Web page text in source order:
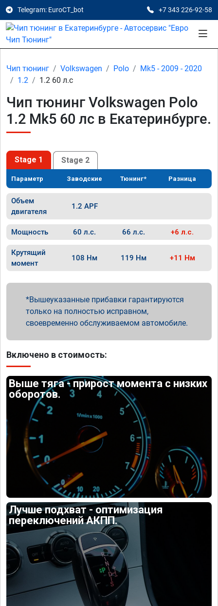
Telegram: EuroCT_bot +7 343 226-92-58
Чип тюнинг Volkswagen Polo
Mk5 - 2009 - 2020
1.2
1.2 60 л.с
Чип тюнинг Volkswagen Polo
1.2 Mk5 60 лс в Екатеринбурге.
Stage 1 Stage 2
Параметр Заводские Тюнинг* Разница
Объем
двигателя
1.2 APF
Мощность 60 л.с. 66 л.с. +6 л.с.
Крутящий
момент
108 Нм 119 Нм +11 Нм
Вышеуказанные прибавки гарантируются
только на полностью исправном,
своевременно обслуживаемом автомобиле.
Включено в стоимость:
Выше тяга - прирост момента с низких
оборотов.
Лучше подхват - оптимизация
переключений АКПП.